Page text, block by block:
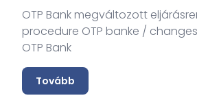
OTP Bank megváltozott
procedure OTP banke /
OTP Bank
Tovább